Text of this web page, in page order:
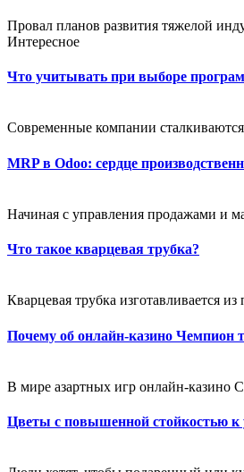
Провал планов развития тяжелой
Интересное
Что учитывать при выборе
Современные компании
MRP в Odoo: сердце
Начиная с управления продажами и
Что такое кварцевая трубка?
Кварцевая трубка изготавливается
Почему об онлайн-казино Чемпион
В мире азартных игр онлайн-казино
Цветы с повышенной стойкостью к